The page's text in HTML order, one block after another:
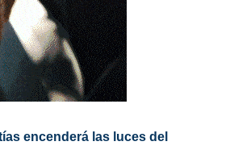
encenderá las luces del